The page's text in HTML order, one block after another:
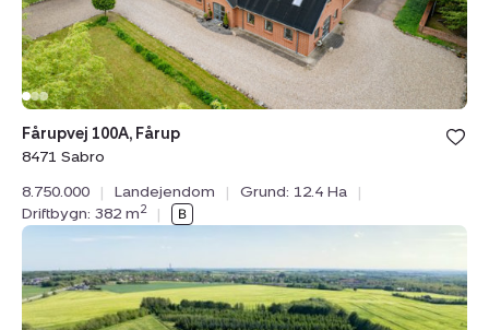
Bolig er
under
Fårupvej 100A, Fårup
8471 Sabro
8.750.000
| Landejendom | Grund: 12.4 Ha
|
Driftbygn: 382 m2 |
Landejendom:
Erbækvej
21,
8380